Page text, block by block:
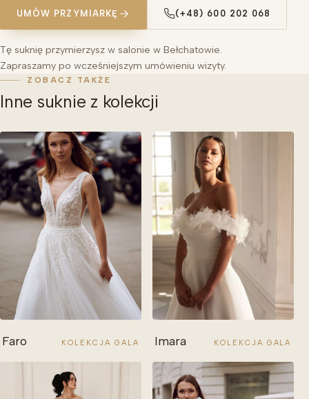
UMÓW PRZYMIARKĘ (+48) 600 202 068
Tę suknię przymierzysz w salonie w Bełchatowie.
Zapraszamy po wcześniejszym umówieniu wizyty.
ZOBACZ TAKŻE
Inne suknie z kolekcji
Faro KOLEKCJA GALA Imara KOLEKCJA GALA